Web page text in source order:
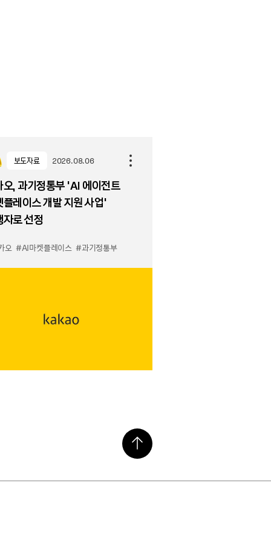
보도자료 2026.08.06
오, 과기정통부 ‘AI 에이전트
플레이스 개발 지원 사업’
자로 선정
오 #AI마켓플레이스 #과기정통부